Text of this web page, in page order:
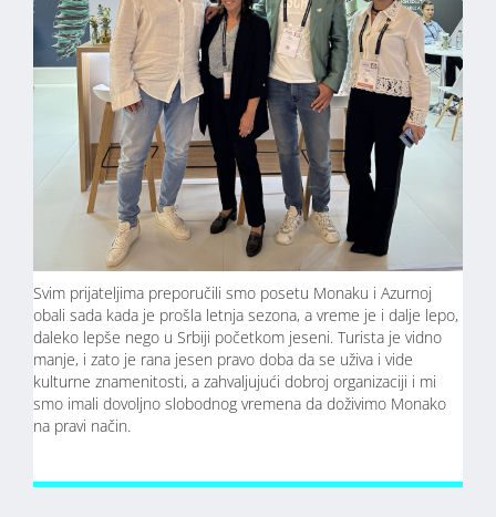
Svim prijateljima preporučili smo posetu Monaku i Azurnoj
obali sada kada je prošla letnja sezona, a vreme je i dalje lepo,
daleko lepše nego u Srbiji početkom jeseni. Turista je vidno
manje, i zato je rana jesen pravo doba da se uživa i vide
kulturne znamenitosti, a zahvaljujući dobroj organizaciji i mi
smo imali dovoljno slobodnog vremena da doživimo Monako
na pravi način.